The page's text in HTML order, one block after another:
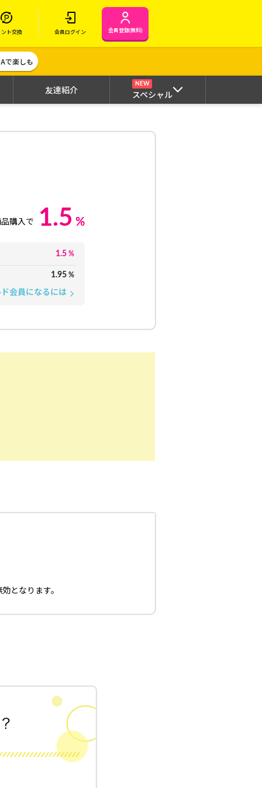
ント交換 会員ログイン 会員登録(無料)
で楽しも
友達紹介
NEW
スペシャル
購入で 1.5 %
1.5 %
1.95 %
会員になるには arrow_forward_ios
となります。